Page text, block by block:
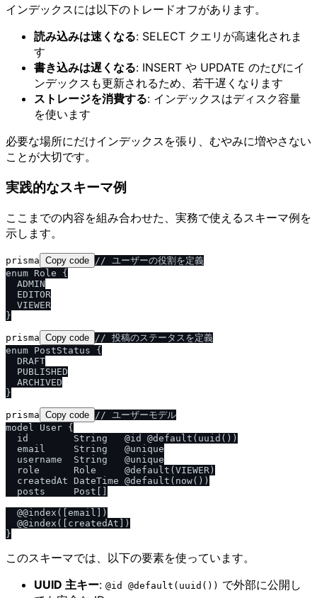
インデックスには以下のトレードオフがあります。
読み込みは速くなる: SELECT クエリが高速化されま
す
書き込みは遅くなる: INSERT や UPDATE のたびにイ
ンデックスも更新されるため、若干遅くなります
ストレージを消費する: インデックスはディスク容量
を使います
必要な場所にだけインデックスを張り、むやみに増やさない
ことが大切です。
実践的なスキーマ例
ここまでの内容を組み合わせた、実務で使えるスキーマ例を
示します。
prisma Copy code
// ユーザーの役割を定義
enum Role {
  ADMIN
  EDITOR
  VIEWER
prisma Copy code
// 投稿のステータスを定義
enum PostStatus {
  DRAFT
  PUBLISHED
  ARCHIVED
prisma Copy code
// ユーザーモデル
model User {
  id        String   @id @default(uuid())
  email     String   @unique
  username  String   @unique
  role      Role     @default(VIEWER)
  createdAt DateTime @default(now())
  posts     Post[]
  @@index([email])
  @@index([createdAt])
このスキーマでは、以下の要素を使っています。
UUID 主キー: @id @default(uuid()) で外部に公開し